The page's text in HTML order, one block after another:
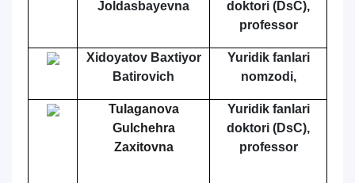
Joldasbayevna
doktori (DsC),
professor
Xidoyatov Baxtiyor
Batirovich
Yuridik fanlari
nomzodi,
Tulaganova
Gulchehra
Zaxitovna
Yuridik fanlari
doktori (DsC),
professor